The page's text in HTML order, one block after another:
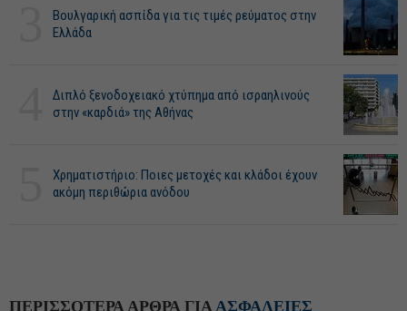
Βουλγαρική ασπίδα για τις τιμές ρεύματος στην
Ελλάδα
Διπλό ξενοδοχειακό χτύπημα από ισραηλινούς
στην «καρδιά» της Αθήνας
Χρηματιστήριο: Ποιες μετοχές και κλάδοι έχουν
ακόμη περιθώρια ανόδου
ΠΕΡΙΣΣΟΤΕΡΑ ΑΡΘΡΑ ΓΙΑΑΣΦΑΛΕΙΕΣ